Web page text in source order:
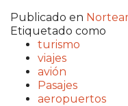
Publicado en
Etiquetado como
turismo
viajes
avión
Pasajes
aeropuertos